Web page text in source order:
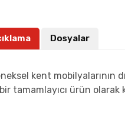
Dosyalar
kent mobilyalarının
tamamlayıcı ürün olarak